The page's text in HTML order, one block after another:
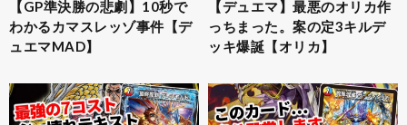
【GP準決勝の悲劇】10秒で
わかるカマスレッゾ事件【デ
ュエマMAD】
【デュエマ】最悪のオリカ作
っちまった。案の定3キルデ
ッキ爆誕【オリカ】